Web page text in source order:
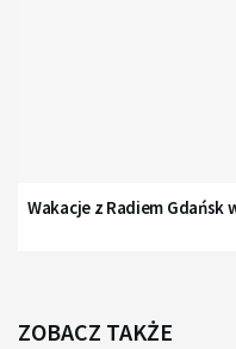
Wakacje z Radiem Gdańsk
ZOBACZ TAKŻE